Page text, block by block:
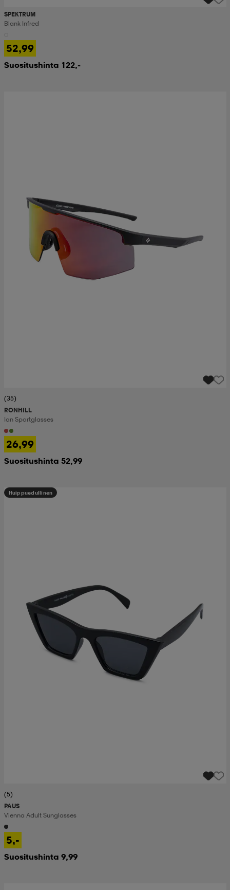
SPEKTRUM
Blank Infred
52,99
Suositushinta 122,-
(35)
RONHILL
Ian Sportglasses
26,99
Suositushinta 52,99
Huippuedullinen
(5)
PAUS
Vienna Adult Sunglasses
5,-
Suositushinta 9,99